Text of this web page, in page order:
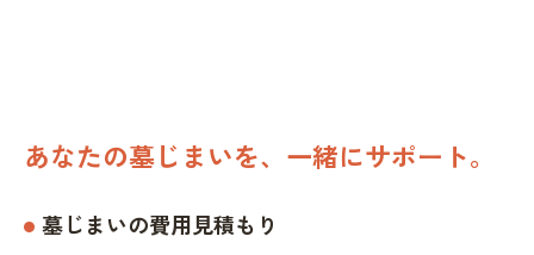
あなたの墓じまいを、一緒にサポート。
墓じまいの費用見積もり